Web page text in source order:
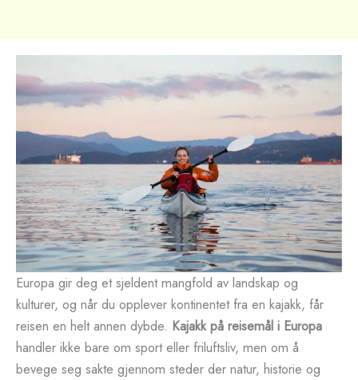
Europa gir deg et sjeldent mangfold av landskap og
kulturer, og når du opplever kontinentet fra en kajakk, får
reisen en helt annen dybde. Kajakk på reisemål i Europa
handler ikke bare om sport eller friluftsliv, men om å
bevege seg sakte gjennom steder der natur, historie og